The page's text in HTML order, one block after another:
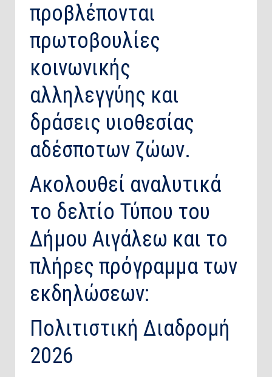
προβλέπονται
πρωτοβουλίες
κοινωνικής
αλληλεγγύης και
δράσεις υιοθεσίας
αδέσποτων ζώων.
Ακολουθεί αναλυτικά
το δελτίο Τύπου του
Δήμου Αιγάλεω και το
πλήρες πρόγραμμα των
εκδηλώσεων:
Πολιτιστική Διαδρομή
2026